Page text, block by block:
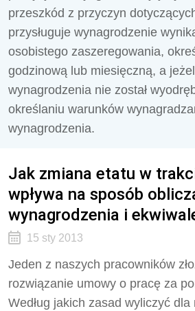
przeszkód z przyczyn
przysługuje wynagrodzenie
osobistego zaszeregowania,
godzinową lub miesięczną, a
wynagrodzenia nie został
określaniu warunków
wynagrodzenia.
Jak zmiana etatu w
wpływa na sposób
wynagrodzenia i
15 sty 2013
Jeden z naszych pracowników
rozwiązanie umowy o pracę za
Według jakich zasad wyliczyć dla